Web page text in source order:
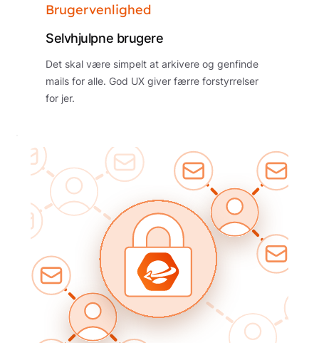
Brugervenlighed
Selvhjulpne brugere
Det skal være simpelt at arkivere og genfinde
mails for alle. God UX giver færre forstyrrelser
for jer.